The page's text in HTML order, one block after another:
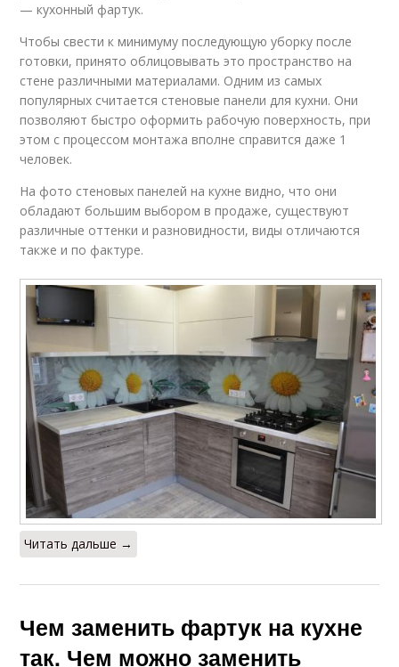
— кухонный фартук.
Чтобы свести к минимуму последующую уборку после
готовки, принято облицовывать это пространство на
стене различными материалами. Одним из самых
популярных считается стеновые панели для кухни. Они
позволяют быстро оформить рабочую поверхность, при
этом с процессом монтажа вполне справится даже 1
человек.
На фото стеновых панелей на кухне видно, что они
обладают большим выбором в продаже, существуют
различные оттенки и разновидности, виды отличаются
также и по фактуре.
Читать дальше →
Чем заменить фартук на кухне
так. Чем можно заменить